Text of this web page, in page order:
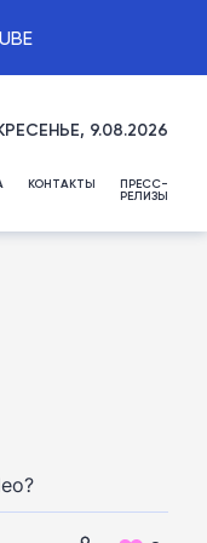
9.08.2026
КОНТАКТЫ ПРЕСС-
РЕЛИЗЫ